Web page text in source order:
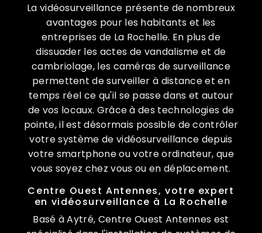
La vidéosurveillance présente de nombreux
avantages pour les habitants et les
entreprises de La Rochelle. En plus de
dissuader les actes de vandalisme et de
cambriolage, les caméras de surveillance
permettent de surveiller à distance et en
temps réel ce qu'il se passe dans et autour
de vos locaux. Grâce à des technologies de
pointe, il est désormais possible de contrôler
votre système de vidéosurveillance depuis
votre smartphone ou votre ordinateur, que
vous soyez chez vous ou en déplacement.
Centre Ouest Antennes, votre expert
en vidéosurveillance à La Rochelle
Basé à Aytré, Centre Ouest Antennes est